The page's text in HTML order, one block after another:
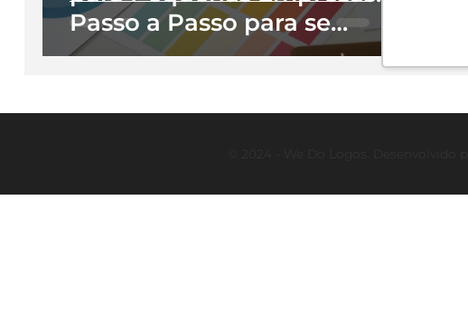
Passo a Passo para se
Destacar no Mercado